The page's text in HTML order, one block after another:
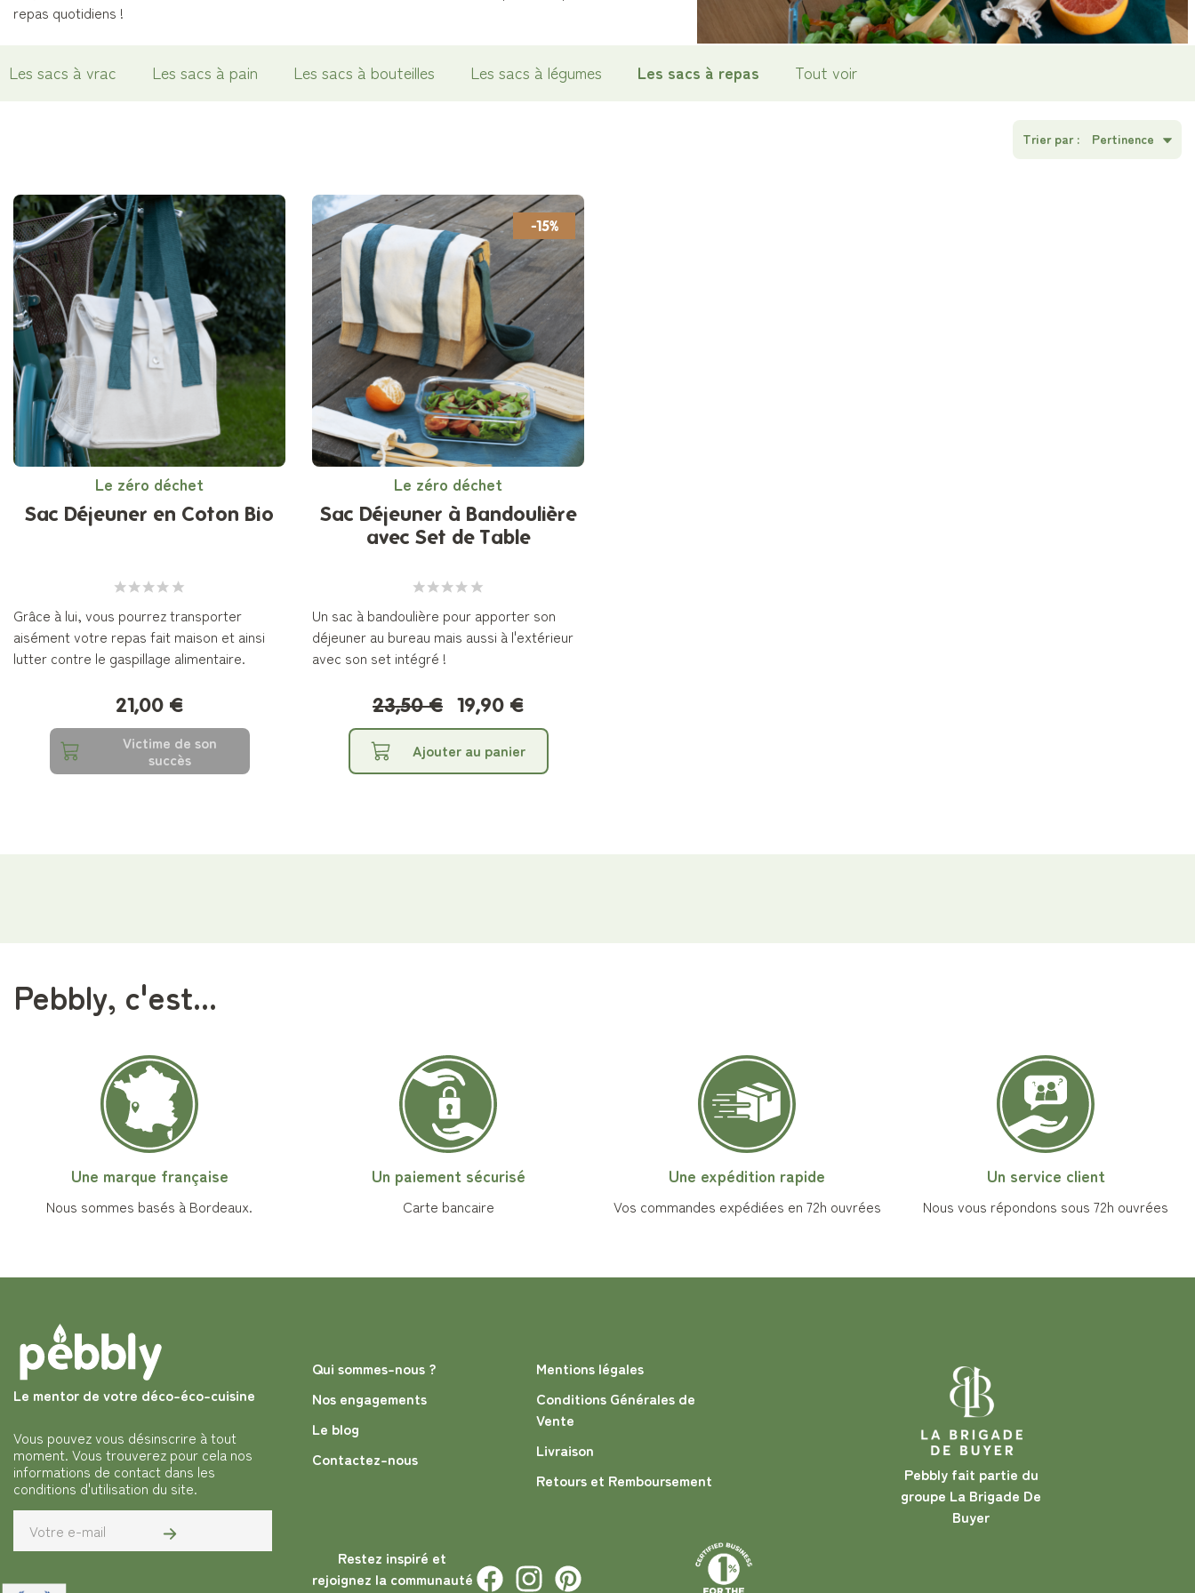
repas quotidiens !
Les sacs à vrac Les sacs à pain Les sacs à bouteilles Les sacs à légumes Les sacs à repas Tout voir
Trier par : Pertinence
Le zéro déchet
Sac Déjeuner en Coton Bio
Grâce à lui, vous pourrez transporter
aisément votre repas fait maison et ainsi
lutter contre le gaspillage alimentaire.
21,00 €
Victime de son
succès
-15%
Le zéro déchet
Sac Déjeuner à Bandoulière
avec Set de Table
Un sac à bandoulière pour apporter son
déjeuner au bureau mais aussi à l'extérieur
avec son set intégré !
23,50 € 19,90 €
Ajouter au panier
Pebbly, c'est...
Une marque française
Nous sommes basés à Bordeaux.
Un paiement sécurisé
Carte bancaire
Une expédition rapide
Vos commandes expédiées en 72h ouvrées
Un service client
Nous vous répondons sous 72h ouvrées
Le mentor de votre déco-éco-cuisine
Vous pouvez vous désinscrire à tout
moment. Vous trouverez pour cela nos
informations de contact dans les
conditions d'utilisation du site.
Qui sommes-nous ?
Nos engagements
Le blog
Contactez-nous
Mentions légales
Conditions Générales de
Vente
Livraison
Retours et Remboursement
Pebbly fait partie du
groupe La Brigade De
Buyer
Restez inspiré et
rejoignez la communauté